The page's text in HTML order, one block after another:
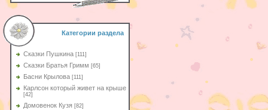
Категории раздела
Сказки Пушкина [111]
Сказки Братья Гримм [65]
Басни Крылова [111]
Карлсон который живет на крыше
[42]
Домовенок Кузя [82]